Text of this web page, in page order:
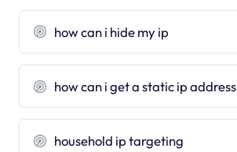
how can i hide my ip
how can i get a static ip address
household ip targeting